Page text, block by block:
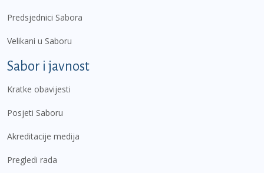
Predsjednici Sabora
Velikani u Saboru
Sabor i javnost
Kratke obavijesti
Posjeti Saboru
Akreditacije medija
Pregledi rada